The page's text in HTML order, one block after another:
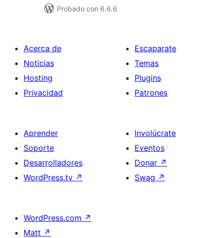
Probado con 6.6.6
Acerca de
Noticias
Hosting
Privacidad
Escaparate
Temas
Plugins
Patrones
Aprender
Soporte
Desarrolladores
WordPress.tv ↗
Involúcrate
Eventos
Donar ↗
Swag ↗
WordPress.com ↗
Matt ↗